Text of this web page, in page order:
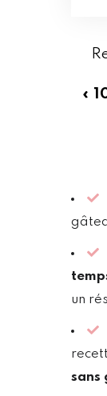
«
un
sans